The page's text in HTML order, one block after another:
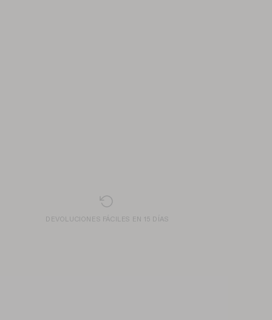
DEVOLUCIONES FÁCILES EN 15 DÍAS